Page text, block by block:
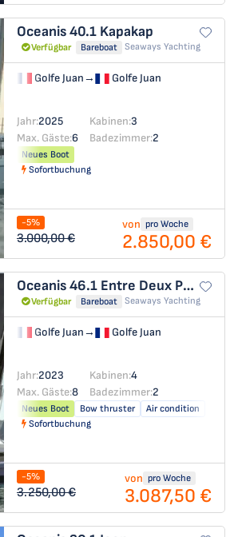
Oceanis 40.1 Kapakap
Verfügbar Bareboat Seaways Yachting
Golfe Juan→ Golfe Juan
Jahr:2025 Kabinen:3
Max. Gäste:6 Badezimmer:2
Neues Boot
Sofortbuchung
-5%
3.000,00 €
von pro Woche
2.850,00 €
Oceanis 46.1 Entre Deux Poles
Verfügbar Bareboat Seaways Yachting
Golfe Juan→ Golfe Juan
Jahr:2023 Kabinen:4
Max. Gäste:8 Badezimmer:2
Neues Boot Bow thruster
Air condition
Sofortbuchung
-5%
3.250,00 €
von pro Woche
3.087,50 €